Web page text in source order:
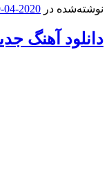
نوشته‌شده در 2020-04-30
دانلود آهنگ